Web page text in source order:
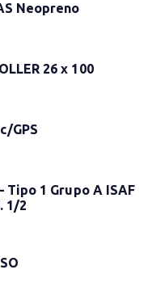
Neopreno
26 x 100
GPS
Tipo 1 Grupo A ISAF
1/2